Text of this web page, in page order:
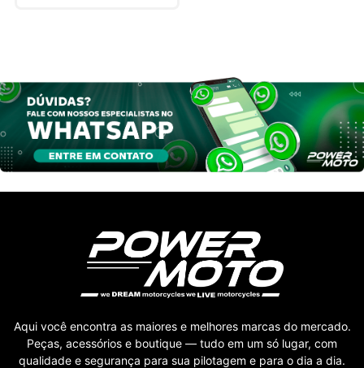
Aqui você encontra as maiores e melhores marcas do mercado.
Peças, acessórios e boutique — tudo em um só lugar, com
qualidade e segurança para sua pilotagem e para o dia a dia.